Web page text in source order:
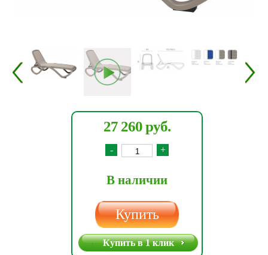
27 260 руб.
- +
В наличии
Купить
Купить в 1 клик